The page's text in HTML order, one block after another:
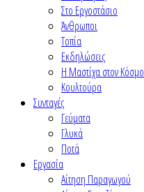
Στο Εργοστάσιο
Άνθρωποι
Τοπία
Εκδηλώσεις
Η Μαστίχα στον Κόσμο
Κουλτούρα
Συνταγές
Γεύματα
Γλυκά
Ποτά
Εργασία
Αίτηση Παραγωγού